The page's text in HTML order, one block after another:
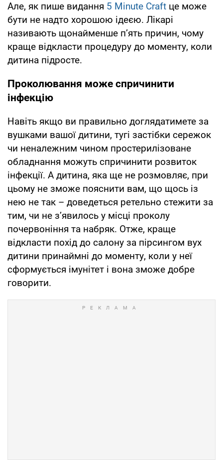
Але, як пише видання 5 Minute Craft це може
бути не надто хорошою ідеєю. Лікарі
називають щонайменше п’ять причин, чому
краще відкласти процедуру до моменту, коли
дитина підросте.
Проколювання може спричинити
інфекцію
Навіть якщо ви правильно доглядатимете за
вушками вашої дитини, тугі застібки сережок
чи неналежним чином простерилізоване
обладнання можуть спричинити розвиток
інфекції. А дитина, яка ще не розмовляє, при
цьому не зможе пояснити вам, що щось із
нею не так – доведеться ретельно стежити за
тим, чи не з’явилось у місці проколу
почервоніння та набряк. Отже, краще
відкласти похід до салону за пірсингом вух
дитини принаймні до моменту, коли у неї
сформується імунітет і вона зможе добре
говорити.